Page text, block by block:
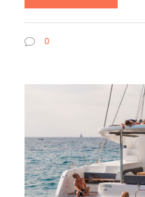
0